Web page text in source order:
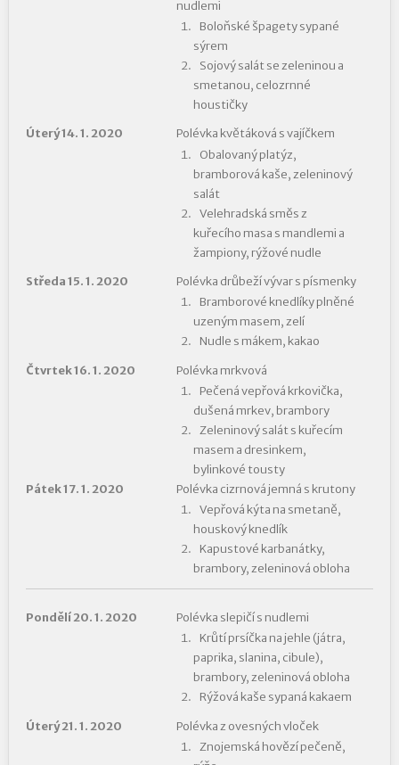
nudlemi
Boloňské špagety sypané
sýrem
Sojový salát se zeleninou a
smetanou, celozrnné
houstičky
Úterý 14. 1. 2020
Polévka květáková s vajíčkem
Obalovaný platýz,
bramborová kaše, zeleninový
salát
Velehradská směs z
kuřecího masa s mandlemi a
žampiony, rýžové nudle
Středa 15. 1. 2020
Polévka drůbeží vývar s písmenky
Bramborové knedlíky plněné
uzeným masem, zelí
Nudle s mákem, kakao
Čtvrtek 16. 1. 2020
Polévka mrkvová
Pečená vepřová krkovička,
dušená mrkev, brambory
Zeleninový salát s kuřecím
masem a dresinkem,
bylinkové tousty
Pátek 17. 1. 2020
Polévka cizrnová jemná s krutony
Vepřová kýta na smetaně,
houskový knedlík
Kapustové karbanátky,
brambory, zeleninová obloha
Pondělí 20. 1. 2020
Polévka slepičí s nudlemi
Krůtí prsíčka na jehle (játra,
paprika, slanina, cibule),
brambory, zeleninová obloha
Rýžová kaše sypaná kakaem
Úterý 21. 1. 2020
Polévka z ovesných vloček
Znojemská hovězí pečeně,